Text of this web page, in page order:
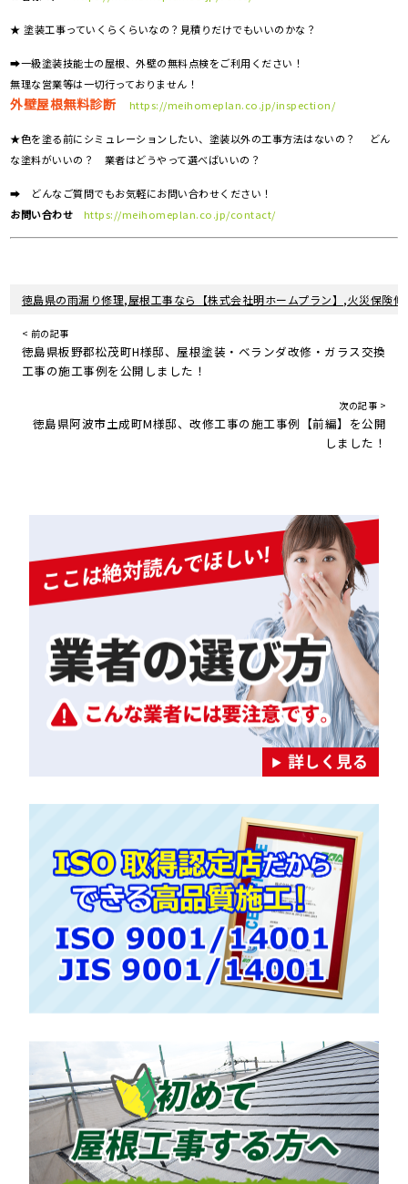
★ 塗装工事っていくらくらいなの？見積りだけでもいいのかな？
➡一級塗装技能士の屋根、外壁の無料点検をご利用ください！
無理な営業等は一切行っておりません！
外壁屋根無料診断 https://meihomeplan.co.jp/inspection/
★色を塗る前にシミュレーションしたい、塗装以外の工事方法はないの？ どん
な塗料がいいの？ 業者はどうやって選べばいいの？
➡ どんなご質問でもお気軽にお問い合わせください！
お問い合わせ
https://meihomeplan.co.jp/contact/
徳島県の雨漏り修理,屋根工事なら【株式会社明ホームプラン】,火災保険修
< 前の記事
徳島県板野郡松茂町H様邸、屋根塗装・ベランダ改修・ガラス交換
工事の施工事例を公開しました！
次の記事 >
徳島県阿波市土成町M様邸、改修工事の施工事例【前編】を公開
しました！